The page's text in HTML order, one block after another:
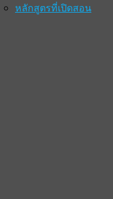
หลักสูตรที่เปิดสอน